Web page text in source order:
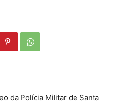
da Polícia Militar de Santa